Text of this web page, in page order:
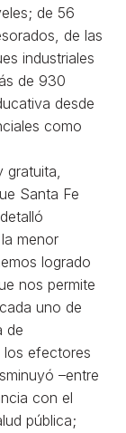
de 56
de las
industriales
de 930
desde
como
Santa Fe
menor
logrado
nos permite
uno de
de
los efectores
–entre
con el
pública;